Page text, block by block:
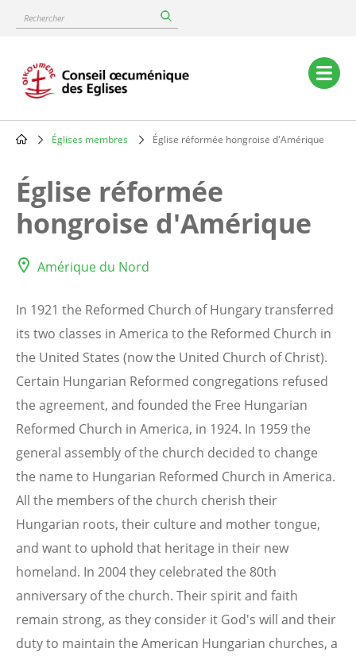
content
Rechercher
Main
navigation
Églises membres Église réformée hongroise d'Amérique
Église réformée
hongroise d'Amérique
Amérique du Nord
In 1921 the Reformed Church of Hungary transferred
its two classes in America to the Reformed Church in
the United States (now the United Church of Christ).
Certain Hungarian Reformed congregations refused
the agreement, and founded the Free Hungarian
Reformed Church in America, in 1924. In 1959 the
general assembly of the church decided to change
the name to Hungarian Reformed Church in America.
All the members of the church cherish their
Hungarian roots, their culture and mother tongue,
and want to uphold that heritage in their new
homeland. In 2004 they celebrated the 80th
anniversary of the church. Their spirit and faith
remain strong, as they consider it God's will and their
duty to maintain the American Hungarian churches, a